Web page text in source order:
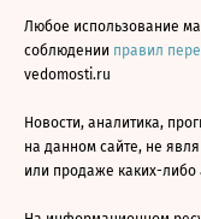
Любое использование
соблюдении правил
vedomosti.ru
Новости, аналитика,
на данном сайте, не
или продаже каких-либо